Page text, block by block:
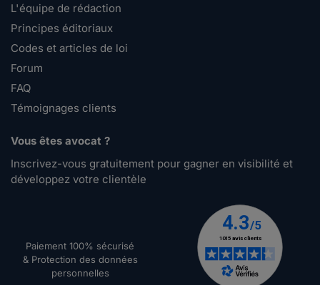
L'équipe de rédaction
Principes éditoriaux
Codes et articles de loi
Forum
FAQ
Témoignages clients
Vous êtes avocat ?
Inscrivez-vous gratuitement pour gagner en visibilité et
développez votre clientèle
Paiement 100% sécurisé
& Protection des données
personnelles